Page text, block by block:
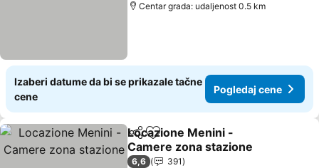
Centar grada: udaljenost 0.5 km
Izaberi datume da bi se prikazale tačne
cene
Pogledaj cene
Deli Dodati u favorite
Locazione Menini -
Camere zona stazione
6,6
391